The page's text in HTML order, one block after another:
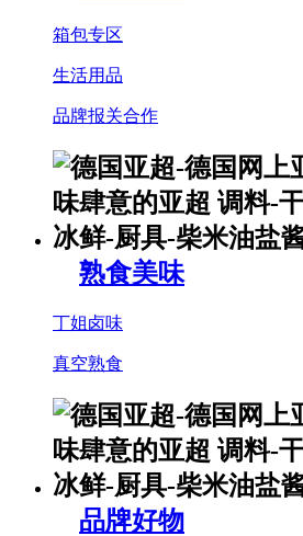
箱包专区
生活用品
品牌报关合作
熟食美味
丁姐卤味
真空熟食
品牌好物